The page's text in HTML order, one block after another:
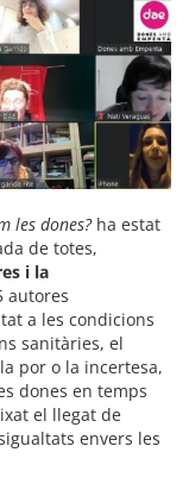
les dones?ha estat
de totes,
i la
autores
a les condicions
sanitàries, el
por o la incertesa,
dones en temps
el llegat de
envers les